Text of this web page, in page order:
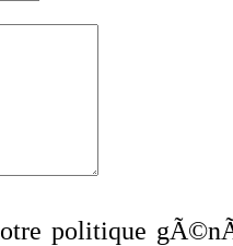
politique